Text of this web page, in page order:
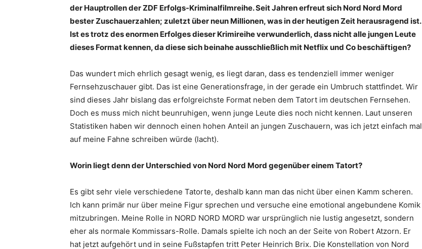
der Hauptrollen der ZDF Erfolgs-Kriminalfilmreihe. Seit Jahren erfreut sich Nord Nord Mord
bester Zuschauerzahlen; zuletzt über neun Millionen, was in der heutigen Zeit herausragend ist.
Ist es trotz des enormen Erfolges dieser Krimireihe verwunderlich, dass nicht alle jungen Leute
dieses Format kennen, da diese sich beinahe ausschließlich mit Netflix und Co beschäftigen?
Das wundert mich ehrlich gesagt wenig, es liegt daran, dass es tendenziell immer weniger
Fernsehzuschauer gibt. Das ist eine Generationsfrage, in der gerade ein Umbruch stattfindet. Wir
sind dieses Jahr bislang das erfolgreichste Format neben dem Tatort im deutschen Fernsehen.
Doch es muss mich nicht beunruhigen, wenn junge Leute dies noch nicht kennen. Laut unseren
Statistiken haben wir dennoch einen hohen Anteil an jungen Zuschauern, was ich jetzt einfach mal
auf meine Fahne schreiben würde (lacht).
Worin liegt denn der Unterschied von Nord Nord Mord gegenüber einem Tatort?
Es gibt sehr viele verschiedene Tatorte, deshalb kann man das nicht über einen Kamm scheren.
Ich kann primär nur über meine Figur sprechen und versuche eine emotional angebundene Komik
mitzubringen. Meine Rolle in NORD NORD MORD war ursprünglich nie lustig angesetzt, sondern
eher als normale Kommissars-Rolle. Damals spielte ich noch an der Seite von Robert Atzorn. Er
hat jetzt aufgehört und in seine Fußstapfen tritt Peter Heinrich Brix. Die Konstellation von Nord